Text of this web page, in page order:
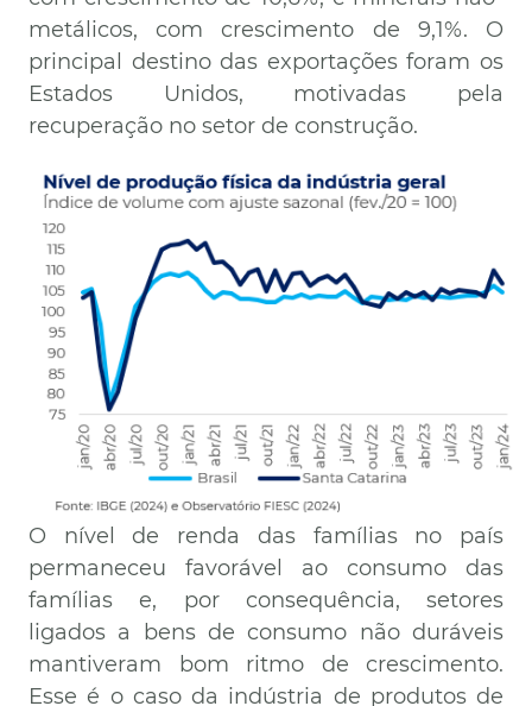
metálicos, com crescimento de 9,1%. O
principal destino das exportações foram os
Estados Unidos, motivadas pela
recuperação no setor de construção.
Imagem
O nível de renda das famílias no país
permaneceu favorável ao consumo das
famílias e, por consequência, setores
ligados a bens de consumo não duráveis
mantiveram bom ritmo de crescimento.
Esse é o caso da indústria de produtos de